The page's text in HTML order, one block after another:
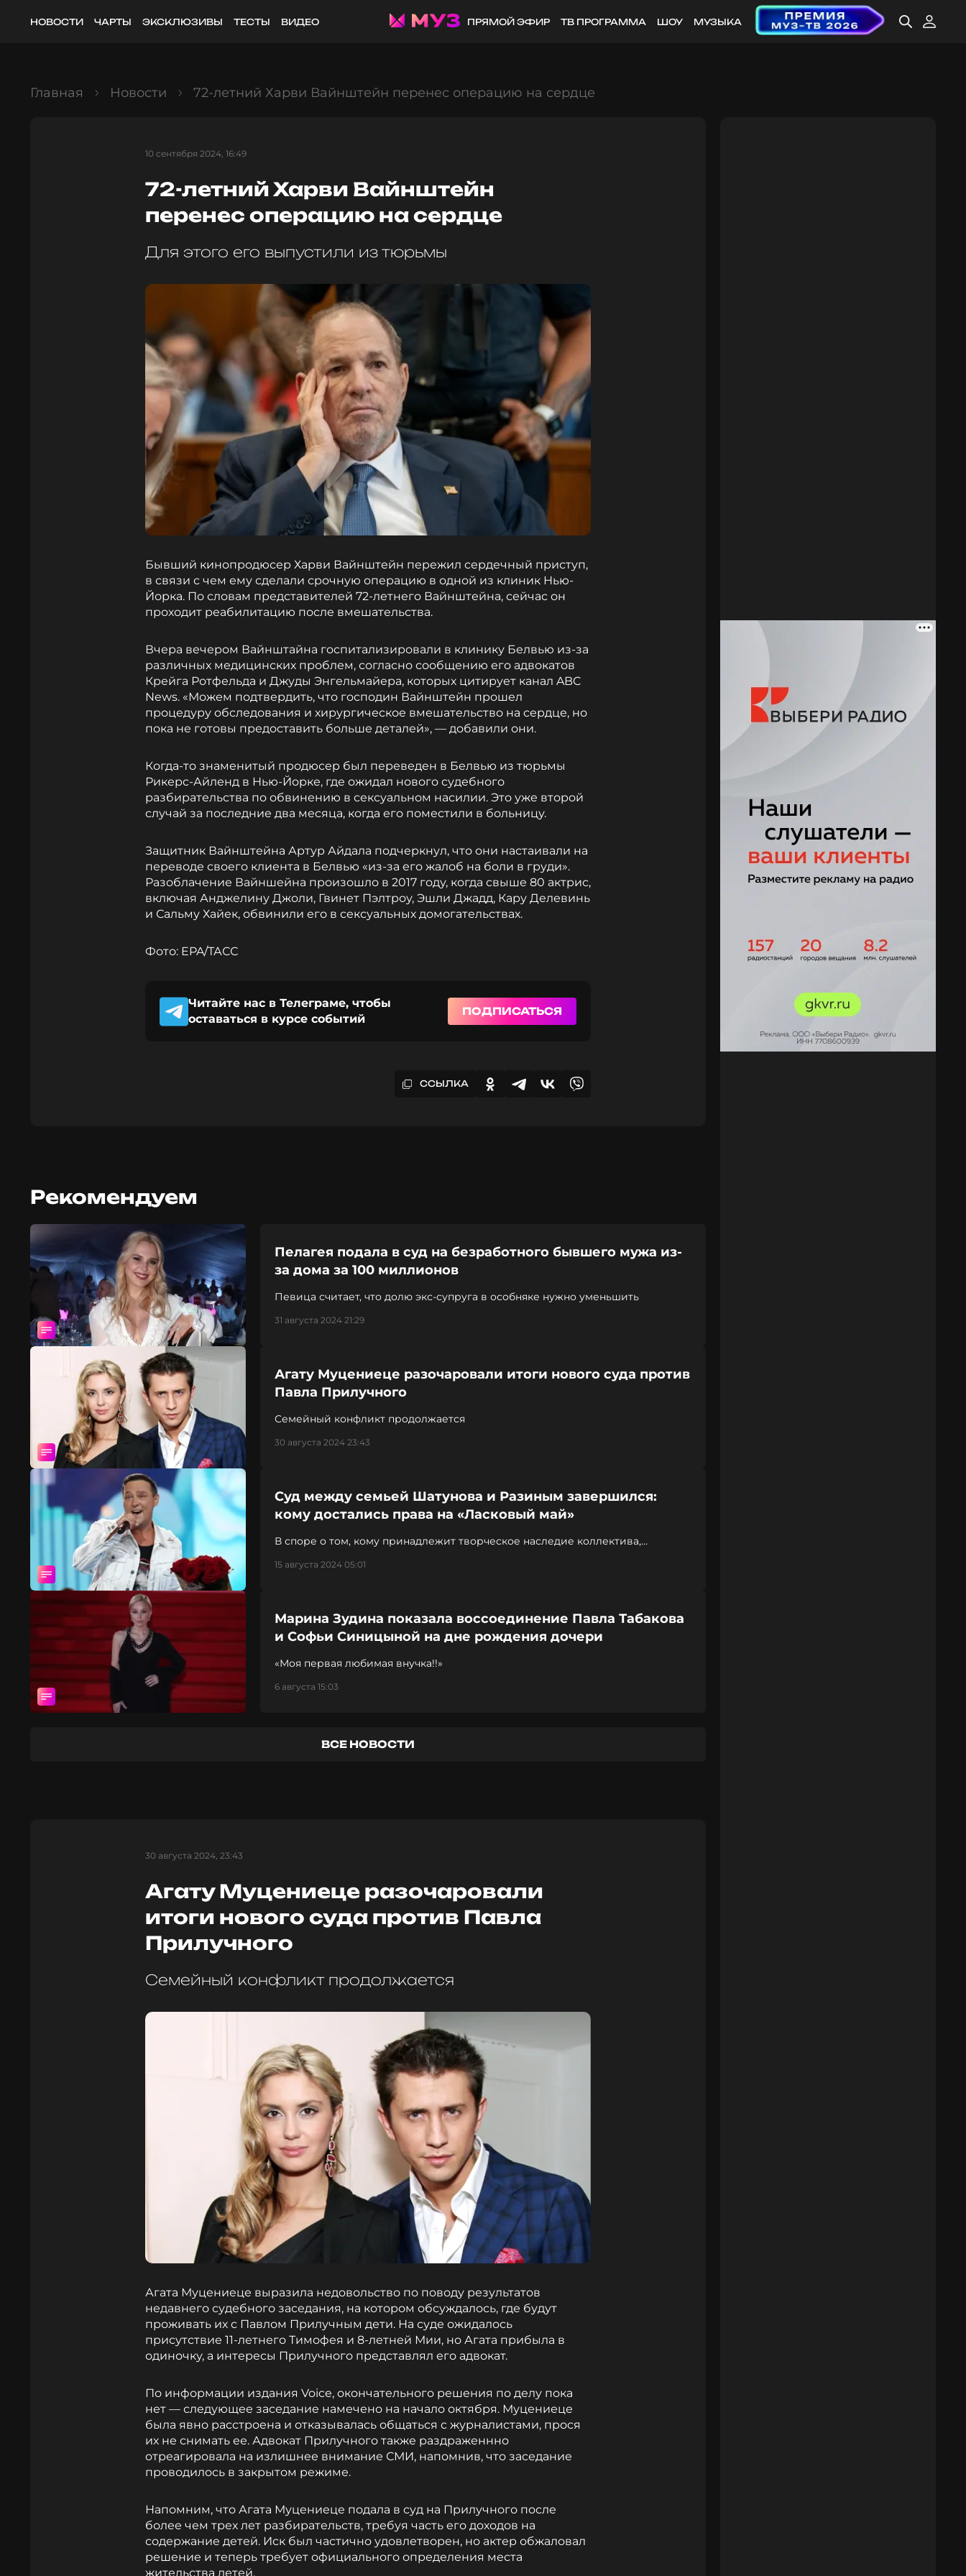
НОВОСТИ ЧАРТЫ ЭКСКЛЮЗИВЫ ТЕСТЫ ВИДЕО ПРЯМОЙ ЭФИР ТВ ПРОГРАММА ШОУ МУЗЫКА
Главная Новости 72-летний Харви Вайнштейн перенес операцию на сердце
10 сентября 2024, 16:49
72-летний Харви Вайнштейн
перенес операцию на сердце
Для этого его выпустили из тюрьмы
Бывший кинопродюсер Харви Вайнштейн пережил сердечный приступ,
в связи с чем ему сделали срочную операцию в одной из клиник Нью-
Йорка. По словам представителей 72-летнего Вайнштейна, сейчас он
проходит реабилитацию после вмешательства.
Вчера вечером Вайнштайна госпитализировали в клинику Белвью из-за
различных медицинских проблем, согласно сообщению его адвокатов
Крейга Ротфельда и Джуды Энгельмайера, которых цитирует канал ABC
News. «Можем подтвердить, что господин Вайнштейн прошел
процедуру обследования и хирургическое вмешательство на сердце, но
пока не готовы предоставить больше деталей», — добавили они.
Когда-то знаменитый продюсер был переведен в Белвью из тюрьмы
Рикерс-Айленд в Нью-Йорке, где ожидал нового судебного
разбирательства по обвинению в сексуальном насилии. Это уже второй
случай за последние два месяца, когда его поместили в больницу.
Защитник Вайнштейна Артур Айдала подчеркнул, что они настаивали на
переводе своего клиента в Белвью «из-за его жалоб на боли в груди».
Разоблачение Вайншейна произошло в 2017 году, когда свыше 80 актрис,
включая Анджелину Джоли, Гвинет Пэлтроу, Эшли Джадд, Кару Делевинь
и Сальму Хайек, обвинили его в сексуальных домогательствах.
Фото: EPA/ТАСС
Читайте нас в Телеграме, чтобы
оставаться в курсе событий
ПОДПИСАТЬСЯ
ССЫЛКА
Рекомендуем
Пелагея подала в суд на безработного бывшего мужа из-
за дома за 100 миллионов
Певица считает, что долю экс-супруга в особняке нужно уменьшить
31 августа 2024 21:29
Агату Муцениеце разочаровали итоги нового суда против
Павла Прилучного
Семейный конфликт продолжается
30 августа 2024 23:43
Суд между семьей Шатунова и Разиным завершился:
кому достались права на «Ласковый май»
В споре о том, кому принадлежит творческое наследие коллектива,
15 августа 2024 05:01
Марина Зудина показала воссоединение Павла Табакова
и Софьи Синицыной на дне рождения дочери
«Моя первая любимая внучка!!»
6 августа 15:03
ВСЕ НОВОСТИ
30 августа 2024, 23:43
Агату Муцениеце разочаровали
итоги нового суда против Павла
Прилучного
Семейный конфликт продолжается
Агата Муцениеце выразила недовольство по поводу результатов
недавнего судебного заседания, на котором обсуждалось, где будут
проживать их с Павлом Прилучным дети. На суде ожидалось
присутствие 11-летнего Тимофея и 8-летней Мии, но Агата прибыла в
одиночку, а интересы Прилучного представлял его адвокат.
По информации издания Voice, окончательного решения по делу пока
нет — следующее заседание намечено на начало октября. Муцениеце
была явно расстроена и отказывалась общаться с журналистами, прося
их не снимать ее. Адвокат Прилучного также раздраженнно
отреагировала на излишнее внимание СМИ, напомнив, что заседание
проводилось в закрытом режиме.
Напомним, что Агата Муцениеце подала в суд на Прилучного после
более чем трех лет разбирательств, требуя часть его доходов на
содержание детей. Иск был частично удовлетворен, но актер обжаловал
решение и теперь требует официального определения места
жительства детей.